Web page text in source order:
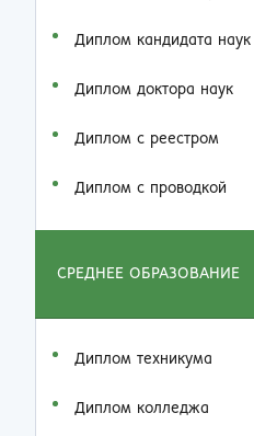
Диплом кандидата наук
Диплом доктора наук
Диплом с реестром
Диплом с проводкой
СРЕДНЕЕ ОБРАЗОВАНИЕ
Диплом техникума
Диплом колледжа